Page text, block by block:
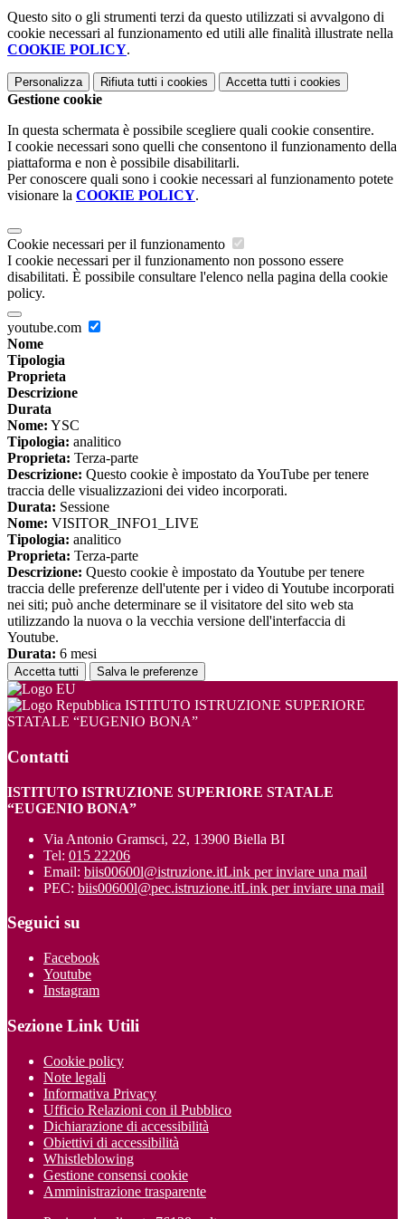
Questo sito o gli strumenti terzi da questo utilizzati si avvalgono di
cookie necessari al funzionamento ed utili alle finalità illustrate nella
COOKIE POLICY.
Personalizza Rifiuta tutti i cookies Accetta tutti i cookies
Gestione cookie
In questa schermata è possibile scegliere quali cookie consentire.
I cookie necessari sono quelli che consentono il funzionamento della
piattaforma e non è possibile disabilitarli.
Per conoscere quali sono i cookie necessari al funzionamento potete
visionare la COOKIE POLICY.
Cookie necessari per il funzionamento
I cookie necessari per il funzionamento non possono essere
disabilitati. È possibile consultare l'elenco nella pagina della cookie
policy.
youtube.com
Nome
Tipologia
Proprieta
Descrizione
Durata
Nome: YSC
Tipologia: analitico
Proprieta: Terza-parte
Descrizione: Questo cookie è impostato da YouTube per tenere
traccia delle visualizzazioni dei video incorporati.
Durata: Sessione
Nome: VISITOR_INFO1_LIVE
Tipologia: analitico
Proprieta: Terza-parte
Descrizione: Questo cookie è impostato da Youtube per tenere
traccia delle preferenze dell'utente per i video di Youtube incorporati
nei siti; può anche determinare se il visitatore del sito web sta
utilizzando la nuova o la vecchia versione dell'interfaccia di
Youtube.
Durata: 6 mesi
Accetta tutti Salva le preferenze
ISTITUTO ISTRUZIONE SUPERIORE
STATALE “EUGENIO BONA”
Contatti
ISTITUTO ISTRUZIONE SUPERIORE STATALE
“EUGENIO BONA”
Via Antonio Gramsci, 22, 13900 Biella BI
Tel: 015 22206
Email: biis00600l@istruzione.itLink per inviare una mail
PEC: biis00600l@pec.istruzione.itLink per inviare una mail
Seguici su
Facebook
Youtube
Instagram
Sezione Link Utili
Cookie policy
Note legali
Informativa Privacy
Ufficio Relazioni con il Pubblico
Dichiarazione di accessibilità
Obiettivi di accessibilità
Whistleblowing
Gestione consensi cookie
Amministrazione trasparente